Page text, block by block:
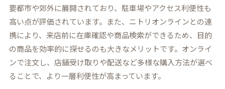
要都市や郊外に展開されており、駐車場やアクセス利便性も
高い点が評価されています。また、ニトリオンラインとの連
携により、来店前に在庫確認や商品検索ができるため、目的
の商品を効率的に探せるのも大きなメリットです。オンライ
ンで注文し、店舗受け取りや配送など多様な購入方法が選べ
ることで、より一層利便性が高まっています。